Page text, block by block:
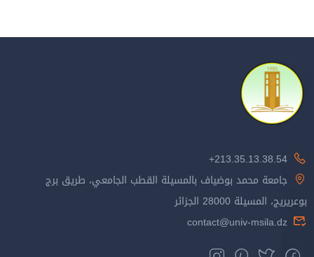
213.35.13.38.54+
جامعة محمد بوضياف بالمسيلة القطب الجامعي، طريق برج
بوعريريج، المسيلة 28000 الجزائر
contact@univ-msila.dz